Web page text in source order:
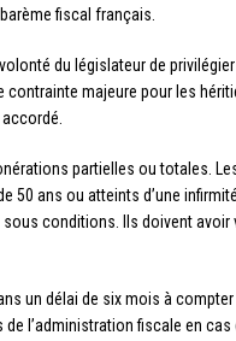
fiscal français.
du législateur de
majeure pour les
partielles ou totales.
50 ans ou atteints d’une
conditions. Ils doivent
un délai de six mois à
l’administration fiscale en